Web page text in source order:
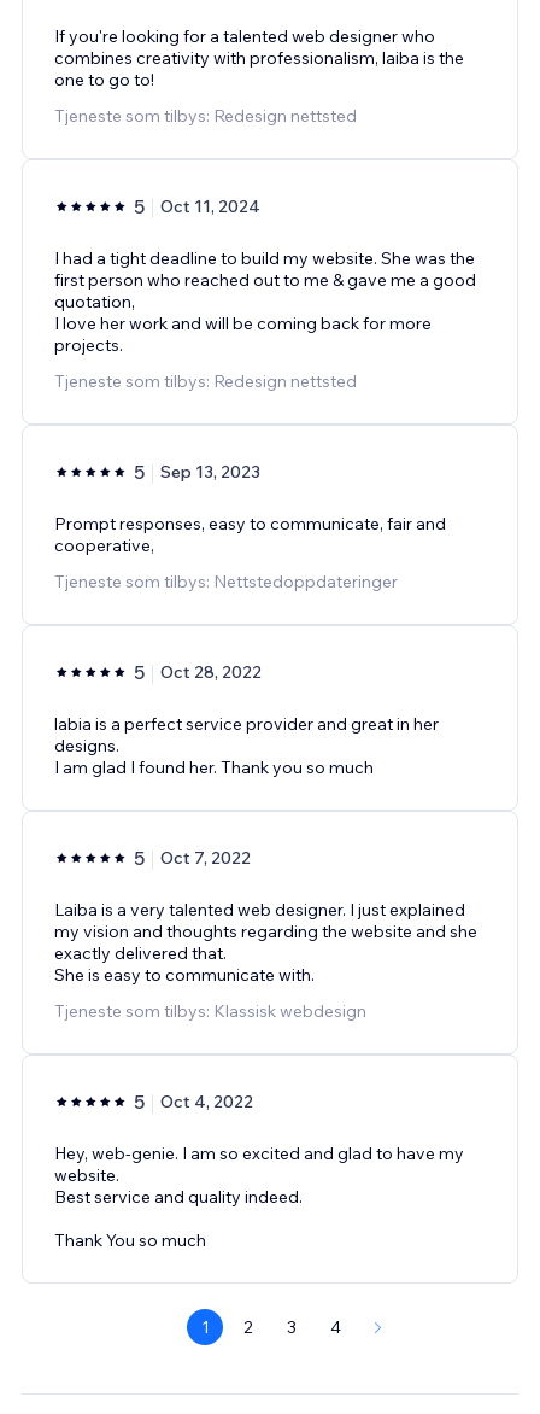
If you're looking for a talented web designer who
combines creativity with professionalism, laiba is the
one to go to!
Tjeneste som tilbys: Redesign nettsted
5 Oct 11, 2024
I had a tight deadline to build my website. She was the
first person who reached out to me & gave me a good
quotation,
I love her work and will be coming back for more
projects.
Tjeneste som tilbys: Redesign nettsted
5 Sep 13, 2023
Prompt responses, easy to communicate, fair and
cooperative,
Tjeneste som tilbys: Nettstedoppdateringer
5 Oct 28, 2022
labia is a perfect service provider and great in her
designs.
I am glad I found her. Thank you so much
5 Oct 7, 2022
Laiba is a very talented web designer. I just explained
my vision and thoughts regarding the website and she
exactly delivered that.
She is easy to communicate with.
Tjeneste som tilbys: Klassisk webdesign
5 Oct 4, 2022
Hey, web-genie. I am so excited and glad to have my
website.
Best service and quality indeed.
Thank You so much
1 2 3 4